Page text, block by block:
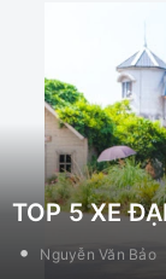
TOP 5 XE
Nguyễn Văn Bảo